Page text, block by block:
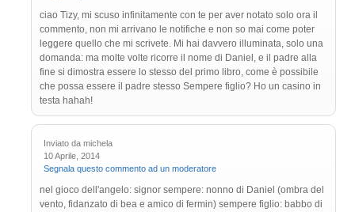
ciao Tizy, mi scuso infinitamente con te per aver notato solo ora il
commento, non mi arrivano le notifiche e non so mai come poter
leggere quello che mi scrivete. Mi hai davvero illuminata, solo una
domanda: ma molte volte ricorre il nome di Daniel, e il padre alla
fine si dimostra essere lo stesso del primo libro, come è possibile
che possa essere il padre stesso Sempere figlio? Ho un casino in
testa hahah!
Inviato da michela
10 Aprile, 2014
Segnala questo commento ad un moderatore
nel gioco dell'angelo: signor sempere: nonno di Daniel (ombra del
vento, fidanzato di bea e amico di fermin) sempere figlio: babbo di